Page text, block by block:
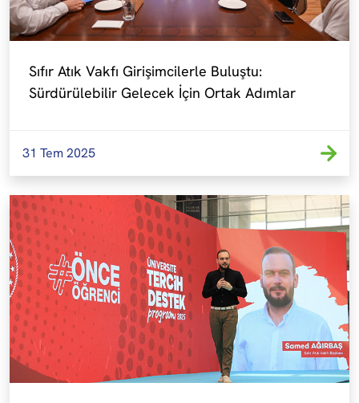
Sıfır Atık Vakfı Girişimcilerle Buluştu:
Sürdürülebilir Gelecek İçin Ortak Adımlar
31 Tem 2025